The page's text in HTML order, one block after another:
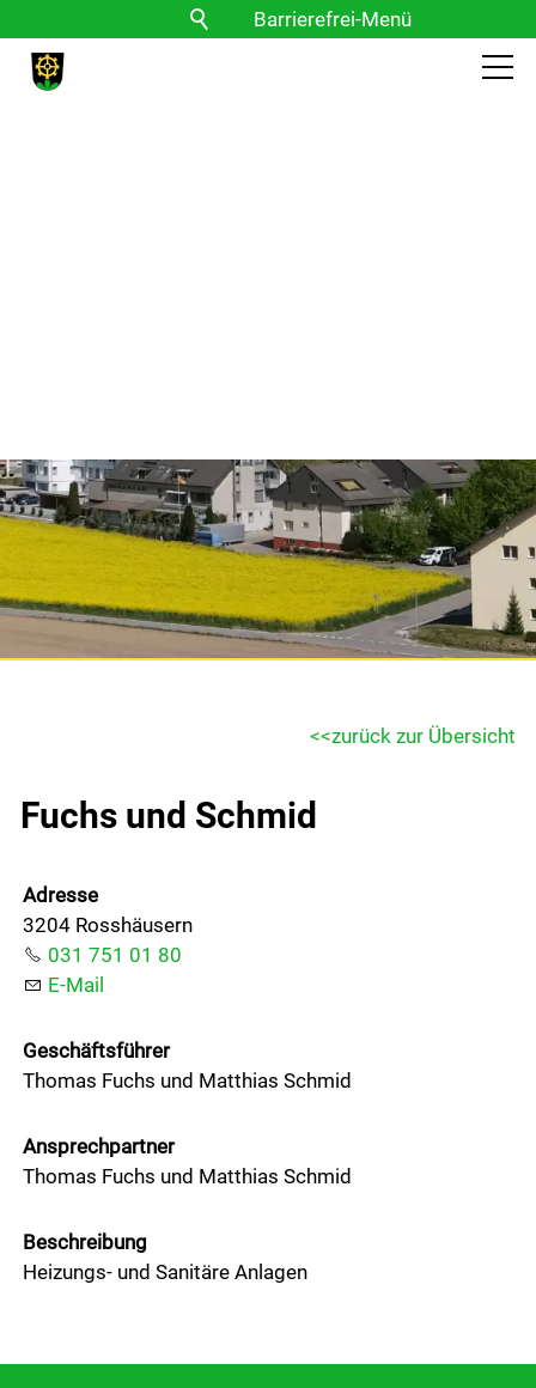
Barrierefrei-Menü
Powered by Weblication® CMS
Themen
Gemeinde & Wirtschaft
Politik
Bildung & Jugend
Kontakt
Login
Drucken
zurück zur Übersicht
Fuchs und Schmid
Adresse
3204 Rosshäusern
031 751 01 80
E-Mail
Geschäftsführer
Thomas Fuchs und Matthias Schmid
Ansprechpartner
Thomas Fuchs und Matthias Schmid
Beschreibung
Heizungs- und Sanitäre Anlagen